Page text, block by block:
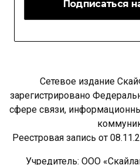
Сетевое издание
зарегистрировано
сфере связи,
Реестровая запись от
Учредитель: ООО